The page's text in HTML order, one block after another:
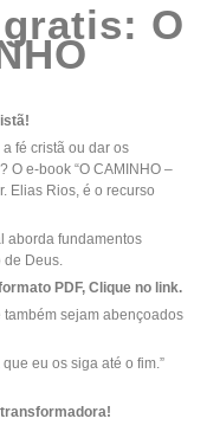
O
fé cristã ou dar os
O e-book “O CAMINHO –
Elias Rios, é o recurso
aborda fundamentos
de Deus.
PDF, Clique no link.
sejam abençoados
eu os siga até o fim.”